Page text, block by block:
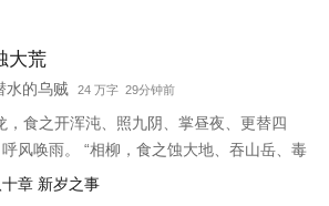
历程。
大荒
水的乌贼 24 万字 29分钟前
，食之开浑沌、照九阴、掌昼夜、更替四
风唤雨。 “相柳，食之蚀大地、吞山岳、毒
九头各行。 “肥遗，食之克虫豸、御精神、
章 新岁之事